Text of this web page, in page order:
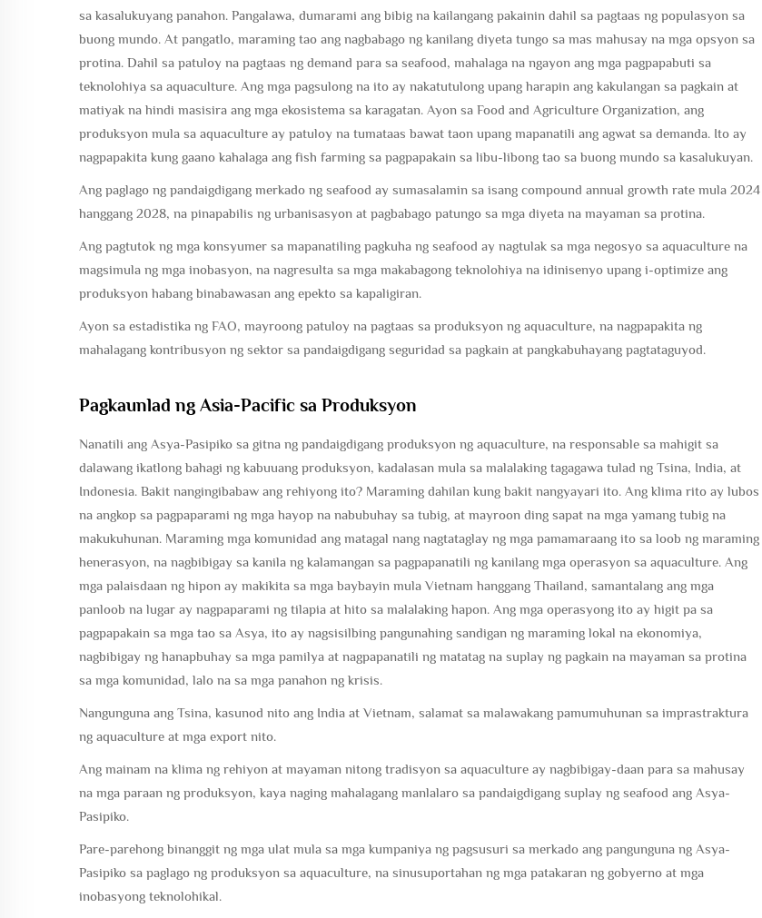
sa kasalukuyang panahon. Pangalawa, dumarami ang bibig na kailangang pakainin dahil sa pagtaas ng populasyon sa
buong mundo. At pangatlo, maraming tao ang nagbabago ng kanilang diyeta tungo sa mas mahusay na mga opsyon sa
protina. Dahil sa patuloy na pagtaas ng demand para sa seafood, mahalaga na ngayon ang mga pagpapabuti sa
teknolohiya sa aquaculture. Ang mga pagsulong na ito ay nakatutulong upang harapin ang kakulangan sa pagkain at
matiyak na hindi masisira ang mga ekosistema sa karagatan. Ayon sa Food and Agriculture Organization, ang
produksyon mula sa aquaculture ay patuloy na tumataas bawat taon upang mapanatili ang agwat sa demanda. Ito ay
nagpapakita kung gaano kahalaga ang fish farming sa pagpapakain sa libu-libong tao sa buong mundo sa kasalukuyan.
Ang paglago ng pandaigdigang merkado ng seafood ay sumasalamin sa isang compound annual growth rate mula 2024
hanggang 2028, na pinapabilis ng urbanisasyon at pagbabago patungo sa mga diyeta na mayaman sa protina.
Ang pagtutok ng mga konsyumer sa mapanatiling pagkuha ng seafood ay nagtulak sa mga negosyo sa aquaculture na
magsimula ng mga inobasyon, na nagresulta sa mga makabagong teknolohiya na idinisenyo upang i-optimize ang
produksyon habang binabawasan ang epekto sa kapaligiran.
Ayon sa estadistika ng FAO, mayroong patuloy na pagtaas sa produksyon ng aquaculture, na nagpapakita ng
mahalagang kontribusyon ng sektor sa pandaigdigang seguridad sa pagkain at pangkabuhayang pagtataguyod.
Pagkaunlad ng Asia-Pacific sa Produksyon
Nanatili ang Asya-Pasipiko sa gitna ng pandaigdigang produksyon ng aquaculture, na responsable sa mahigit sa
dalawang ikatlong bahagi ng kabuuang produksyon, kadalasan mula sa malalaking tagagawa tulad ng Tsina, India, at
Indonesia. Bakit nangingibabaw ang rehiyong ito? Maraming dahilan kung bakit nangyayari ito. Ang klima rito ay lubos
na angkop sa pagpaparami ng mga hayop na nabubuhay sa tubig, at mayroon ding sapat na mga yamang tubig na
makukuhunan. Maraming mga komunidad ang matagal nang nagtataglay ng mga pamamaraang ito sa loob ng maraming
henerasyon, na nagbibigay sa kanila ng kalamangan sa pagpapanatili ng kanilang mga operasyon sa aquaculture. Ang
mga palaisdaan ng hipon ay makikita sa mga baybayin mula Vietnam hanggang Thailand, samantalang ang mga
panloob na lugar ay nagpaparami ng tilapia at hito sa malalaking hapon. Ang mga operasyong ito ay higit pa sa
pagpapakain sa mga tao sa Asya, ito ay nagsisilbing pangunahing sandigan ng maraming lokal na ekonomiya,
nagbibigay ng hanapbuhay sa mga pamilya at nagpapanatili ng matatag na suplay ng pagkain na mayaman sa protina
sa mga komunidad, lalo na sa mga panahon ng krisis.
Nangunguna ang Tsina, kasunod nito ang India at Vietnam, salamat sa malawakang pamumuhunan sa imprastraktura
ng aquaculture at mga export nito.
Ang mainam na klima ng rehiyon at mayaman nitong tradisyon sa aquaculture ay nagbibigay-daan para sa mahusay
na mga paraan ng produksyon, kaya naging mahalagang manlalaro sa pandaigdigang suplay ng seafood ang Asya-
Pasipiko.
Pare-parehong binanggit ng mga ulat mula sa mga kumpaniya ng pagsusuri sa merkado ang pangunguna ng Asya-
Pasipiko sa paglago ng produksyon sa aquaculture, na sinusuportahan ng mga patakaran ng gobyerno at mga
inobasyong teknolohikal.